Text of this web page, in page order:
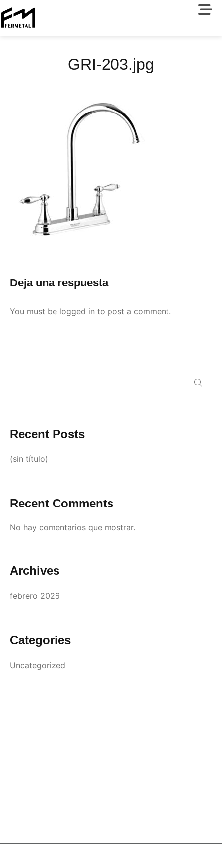
GRI-203.jpg
Recent Posts
(sin título)
Recent Comments
No hay comentarios que mostrar.
Archives
febrero 2026
Categories
Uncategorized
Deja una respuesta
You must be logged in to post a comment.